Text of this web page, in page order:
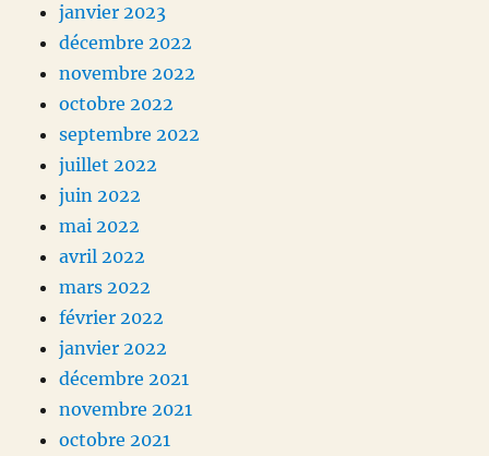
janvier 2023
décembre 2022
novembre 2022
octobre 2022
septembre 2022
juillet 2022
juin 2022
mai 2022
avril 2022
mars 2022
février 2022
janvier 2022
décembre 2021
novembre 2021
octobre 2021